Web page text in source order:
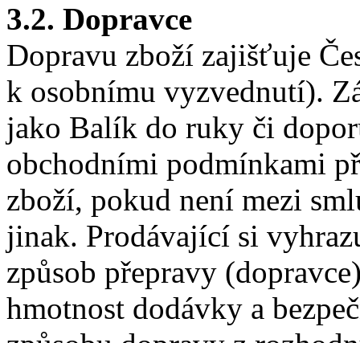
3.2. Dopravce
Dopravu zboží zajišťuje
k osobnímu vyzvednutí).
jako Balík do ruky či
obchodními podmínkami
zboží, pokud není mezi
jinak. Prodávající si
způsob přepravy
hmotnost dodávky a